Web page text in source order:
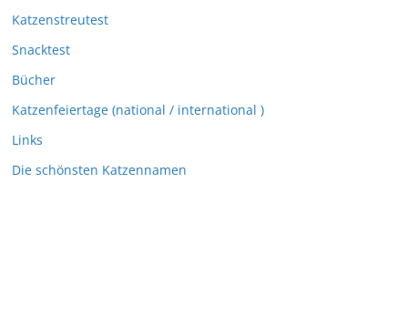
Katzenstreutest
Snacktest
Bücher
Katzenfeiertage (national / international )
Links
Die schönsten Katzennamen